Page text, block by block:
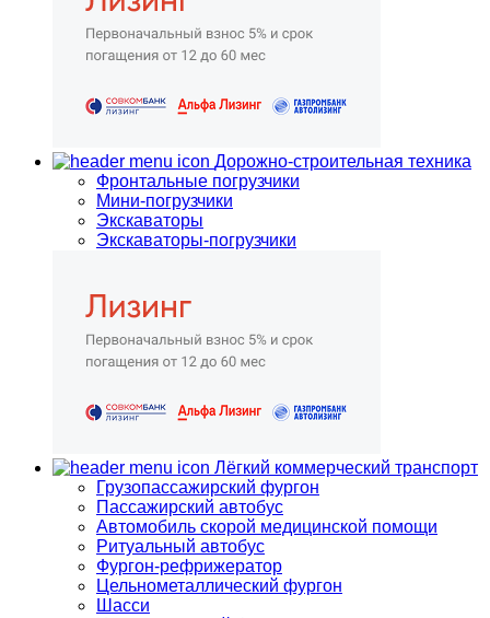
Дорожно-строительная техника
Фронтальные погрузчики
Мини-погрузчики
Экскаваторы
Экскаваторы-погрузчики
Лёгкий коммерческий транспорт
Грузопассажирский фургон
Пассажирский автобус
Автомобиль скорой медицинской помощи
Ритуальный автобус
Фургон-рефрижератор
Цельнометаллический фургон
Шасси